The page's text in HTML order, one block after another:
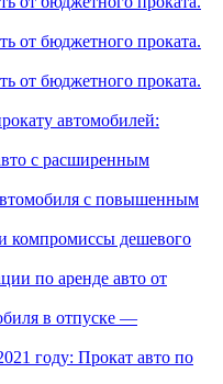
от бюджетного проката.
от бюджетного проката.
автомобилей:
с расширенным
с повышенным
компромиссы дешевого
по аренде авто от
в отпуске —
году: Прокат авто по